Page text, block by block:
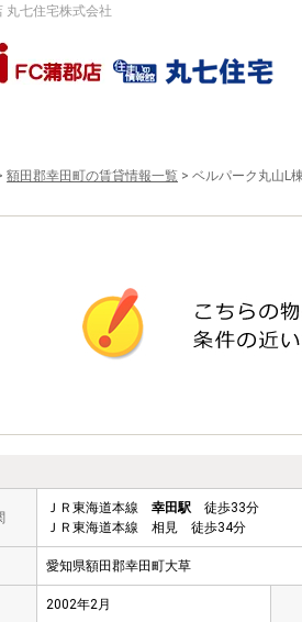
丸七住宅株式会社
額田郡幸田町の賃貸情報一覧 > ベルパーク丸山L
ＪＲ東海道本線 幸田駅 徒歩33分
ＪＲ東海道本線 相見 徒歩34分
愛知県額田郡幸田町大草
2002年2月